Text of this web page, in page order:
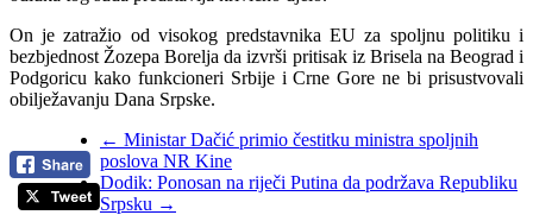
On je zatražio od visokog predstavnika EU za spoljnu politiku i
bezbjednost Žozepa Borelja da izvrši pritisak iz Brisela na Beograd i
Podgoricu kako funkcioneri Srbije i Crne Gore ne bi prisustvovali
obilježavanju Dana Srpske.
← Ministar Dačić primio čestitku ministra spoljnih
poslova NR Kine
Dodik: Ponosan na riječi Putina da podržava Republiku
Srpsku →